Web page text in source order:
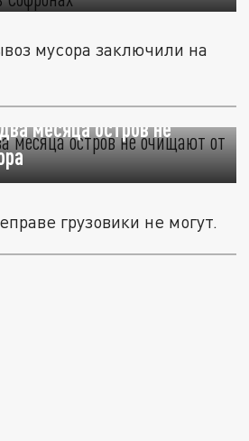
мусора заключили на
месяца остров не
грузовики не могут.